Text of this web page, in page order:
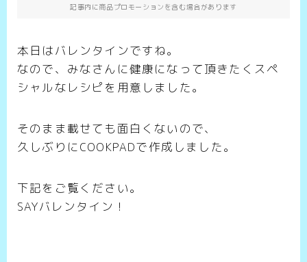
記事内に商品プロモーションを含む場合があります
本日はバレンタインですね。
なので、みなさんに健康になって頂きたくスペ
シャルなレシピを用意しました。
そのまま載せても面白くないので、
久しぶりにCOOKPADで作成しました。
下記をご覧ください。
SAYバレンタイン！